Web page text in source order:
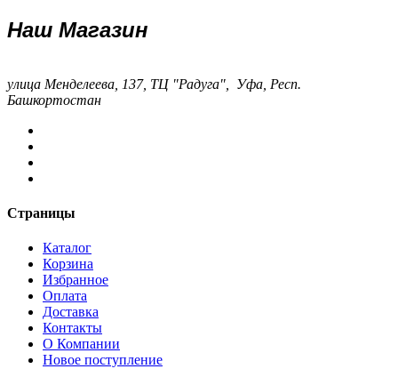
Наш Магазин
улица Менделеева, 137, ТЦ "Радуга", Уфа, Респ.
Башкортостан
Страницы
Каталог
Корзина
Избранное
Оплата
Доставка
Контакты
О Компании
Новое поступление